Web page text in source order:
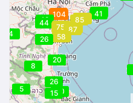
91
4
88
8
101
5
44
26
15
85
58
41
75 87
26
104
49
20
20
79
62
37
104
81